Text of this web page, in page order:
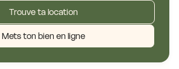
Trouve ta location
Mets ton bien en ligne